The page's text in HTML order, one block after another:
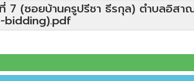
7 (ซอยบ้านครูปรีชา ธีรกุล) ตำบลอิสา
bidding).pdf